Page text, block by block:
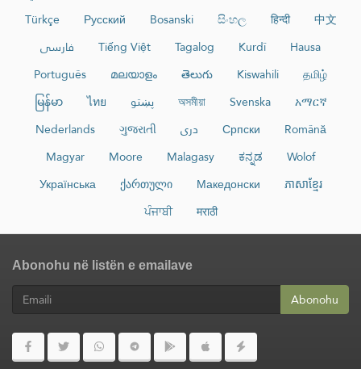
Türkçe
Русский Bosanski සිංහල हिन्दी
中文
فارسی
Tiếng Việt Tagalog Kurdî
Hausa
Português
മലയാളം తెలుగు Kiswahili
தமிழ்
မြန်မာ
ไทย پښتو অসমীয়া Svenska
አማርኛ
Nederlands
ગુજરાતી دری Српски
Română
Magyar
Moore Malagasy ಕನ್ನಡ
Wolof
Українська
ქართული Македонски
ភាសាខ្មែរ
ਪੰਜਾਬੀ
मराठी
Abonohu në listën e emailave
Abonohu